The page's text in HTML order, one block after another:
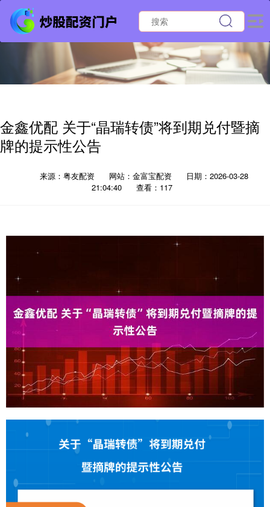
金鑫优配 关于“晶瑞转债”将到期兑付暨摘
牌的提示性公告
来源：粤友配资 网站：金富宝配资
日期：2026-03-28
21:04:40
查看：117